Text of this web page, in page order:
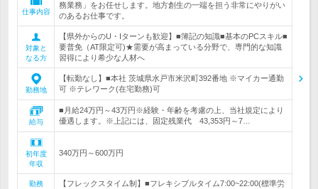
仕事内容
務業務」をお任せします。地方創生の一端を担う非常にやりがい
のあるお仕事です。
対象と
なる方
【県外からのU・Iターンも歓迎】■簿記の知識■基本のPCスキル■
要普免（AT限定可)★需要が高まっている分野で、専門的な知識
習得により希少な人材へ
勤務地
【転勤なし】■本社 茨城県水戸市米沢町392番地 ※マイカー通勤
可 ※テレワーク(在宅勤務)可
給与
■月給24万円～43万円※経験・年齢を考慮の上、当社規定により
優遇します。※上記には、固定残業代 43,353円～7…
初年度
年収
340万円～600万円
勤務
【フレックスタイム制】■フレキシブルタイム7:00~22:00(標準労